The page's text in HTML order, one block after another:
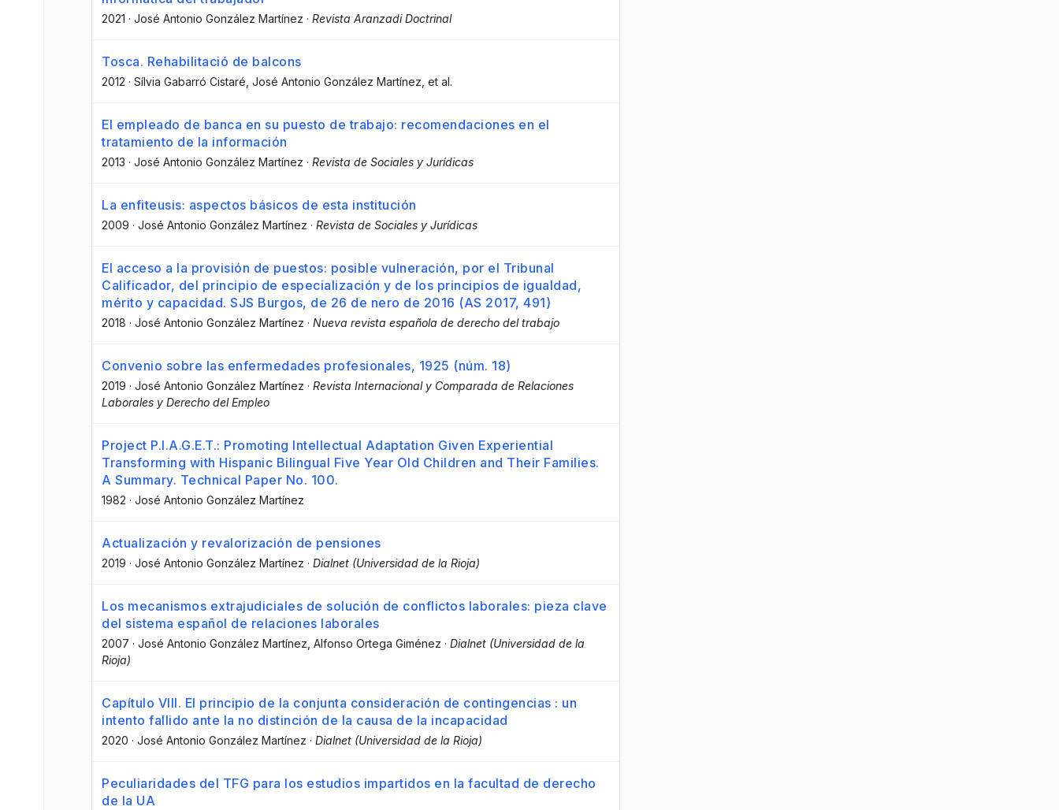
2021 · José Antonio González Martínez · Revista Aranzadi Doctrinal
Tosca. Rehabilitació de balcons
2012 · Sílvia Gabarró Cistaré , José Antonio González Martínez , et al.
El empleado de banca en su puesto de trabajo: recomendaciones en el
tratamiento de la información
2013 · José Antonio González Martínez · Revista de Sociales y Jurídicas
La enfiteusis: aspectos básicos de esta institución
2009 · José Antonio González Martínez · Revista de Sociales y Jurídicas
El acceso a la provisión de puestos: posible vulneración, por el Tribunal
Calificador, del principio de especialización y de los principios de igualdad,
mérito y capacidad. SJS Burgos, de 26 de nero de 2016 (AS 2017, 491)
2018 · José Antonio González Martínez · Nueva revista española de derecho del trabajo
Convenio sobre las enfermedades profesionales, 1925 (núm. 18)
2019 · José Antonio González Martínez · Revista Internacional y Comparada de Relaciones
Laborales y Derecho del Empleo
Project P.I.A.G.E.T.: Promoting Intellectual Adaptation Given Experiential
Transforming with Hispanic Bilingual Five Year Old Children and Their Families.
A Summary. Technical Paper No. 100.
1982 · José Antonio González Martínez
Actualización y revalorización de pensiones
2019 · José Antonio González Martínez · Dialnet (Universidad de la Rioja)
Los mecanismos extrajudiciales de solución de conflictos laborales: pieza clave
del sistema español de relaciones laborales
2007 · José Antonio González Martínez , Alfonso Ortega Giménez · Dialnet (Universidad de la
Rioja)
Capítulo VIII. El principio de la conjunta consideración de contingencias : un
intento fallido ante la no distinción de la causa de la incapacidad
2020 · José Antonio González Martínez · Dialnet (Universidad de la Rioja)
Peculiaridades del TFG para los estudios impartidos en la facultad de derecho
de la UA